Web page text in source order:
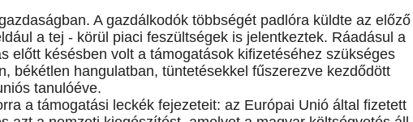
A gazdálkodók többségét padlóra küldte az előző
a tej - körül piaci feszültségek is jelentkeztek. Ráadásul a
előtt késésben volt a támogatások kifizetéséhez szükséges
békétlen hangulatban, tüntetésekkel fűszerezve kezdődött
tanulóéve.
a támogatási leckék fejezeteit: az Európai Unió által fizetett